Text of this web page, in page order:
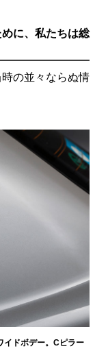
に、私たちは総
の並々ならぬ情
イドボデー。Cピラー